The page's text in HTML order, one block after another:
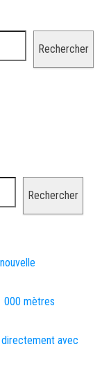
Rechercher
Rechercher
000 mètres
avec